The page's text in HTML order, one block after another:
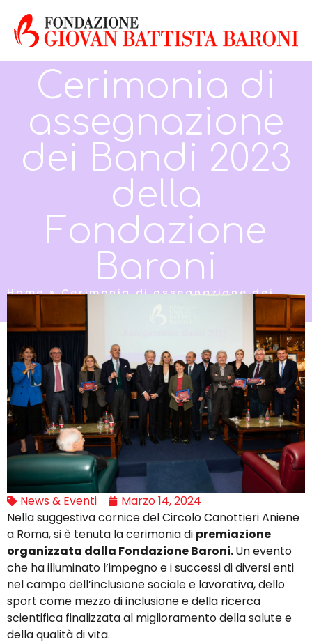
Cerimonia di
assegnazione
dei Bandi 2023
della
Fondazione
Baroni
Home»Cerimonia di assegnazione dei
Bandi 2023 della Fondazione Baroni
News & Eventi
Marzo 14, 2024
Nella suggestiva cornice del Circolo Canottieri Aniene
a Roma, si è tenuta la cerimonia di premiazione
organizzata dalla Fondazione Baroni.Un evento
che ha illuminato l’impegno e i successi di diversi enti
nel campo dell’inclusione sociale e lavorativa, dello
sport come mezzo di inclusione e della ricerca
scientifica finalizzata al miglioramento della salute e
della qualità di vita.